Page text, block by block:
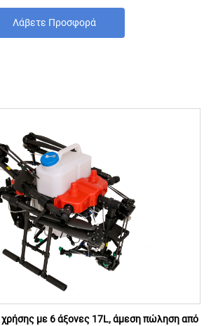
Λάβετε Προσφορά
με 6 άξονες 17L, άμεση πώληση από